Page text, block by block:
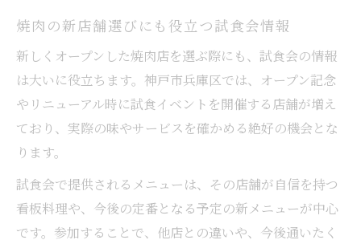
焼肉の新店舗選びにも役立つ試食会情報
新しくオープンした焼肉店を選ぶ際にも、試食会の情報
は大いに役立ちます。神戸市兵庫区では、オープン記念
やリニューアル時に試食イベントを開催する店舗が増え
ており、実際の味やサービスを確かめる絶好の機会とな
ります。
試食会で提供されるメニューは、その店舗が自信を持つ
看板料理や、今後の定番となる予定の新メニューが中心
です。参加することで、他店との違いや、今後通いたく